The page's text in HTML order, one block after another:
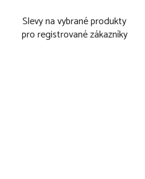
Slevy na vybrané produkty
pro registrované zákazníky